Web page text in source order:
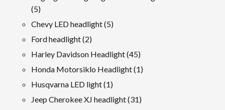
55
mga
Chevy LED headlight 55
Ford headlight 22
mga
Harley Davidson Headlight 4545
mga
Honda Motorsiklo Headlight 11
Husqvarna LED light 11
produkto
Jeep Cherokee XJ headlight 3131